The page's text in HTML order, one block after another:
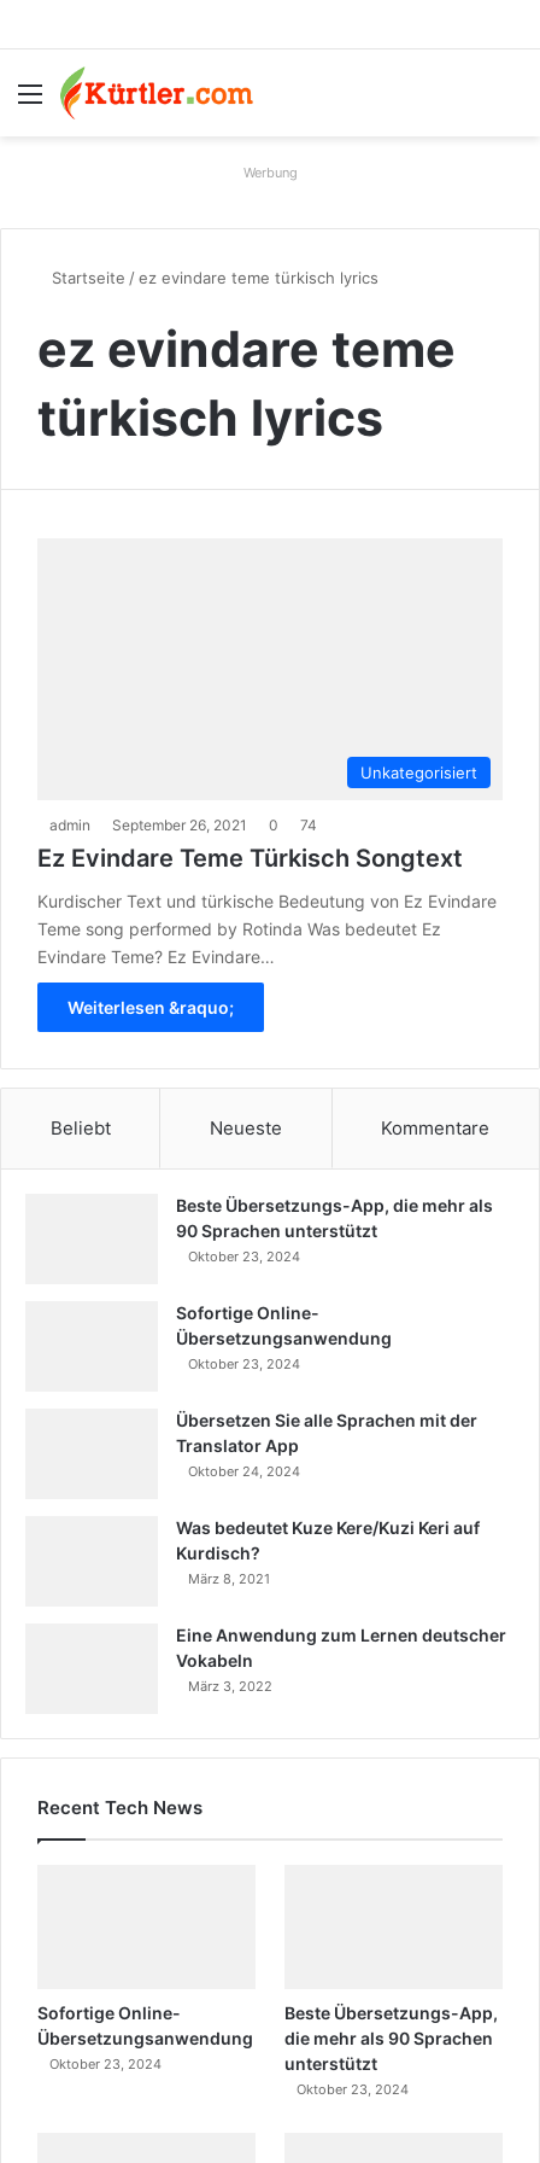
Menü
Werbung
Startseite /ez evindare teme türkisch lyrics
ez evindare teme
türkisch lyrics
Unkategorisiert
admin September 26, 2021 0 74
Ez Evindare Teme Türkisch Songtext
Kurdischer Text und türkische Bedeutung von Ez Evindare
Teme song performed by Rotinda Was bedeutet Ez
Evindare Teme? Ez Evindare…
Weiterlesen &raquo;
Beliebt Neueste Kommentare
Beste Übersetzungs-App, die mehr als
90 Sprachen unterstützt
Oktober 23, 2024
Sofortige Online-
Übersetzungsanwendung
Oktober 23, 2024
Übersetzen Sie alle Sprachen mit der
Translator App
Oktober 24, 2024
Was bedeutet Kuze Kere/Kuzi Keri auf
Kurdisch?
März 8, 2021
Eine Anwendung zum Lernen deutscher
Vokabeln
März 3, 2022
Recent Tech News
Sofortige Online-
Übersetzungsanwendung
Oktober 23, 2024
Beste Übersetzungs-App,
die mehr als 90 Sprachen
unterstützt
Oktober 23, 2024